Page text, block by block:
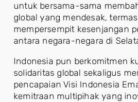
untuk bersama-sama
global yang mendesak,
mempersempit kesenjangan
antara negara-negara di
Indonesia pun berkomitmen
solidaritas global sekaligus
pencapaian Visi Indonesia
kemitraan multipihak yang